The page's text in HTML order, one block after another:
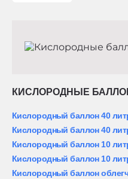
КИСЛОРОДНЫЕ
Кислородный баллон 40
Кислородный баллон 40
Кислородный баллон 10
Кислородный баллон 10
Кислородный баллон